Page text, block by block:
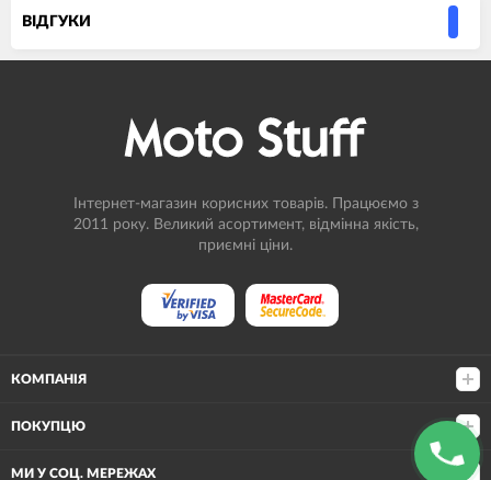
ВIДГУКИ
Інтернет-магазин корисних товарів. Працюємо з
2011 року. Великий асортимент, відмінна якість,
приємні ціни.
КОМПАНІЯ
ПОКУПЦЮ
МИ У СОЦ. МЕРЕЖАХ